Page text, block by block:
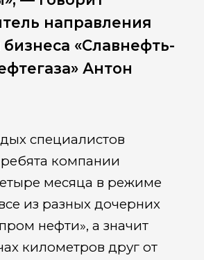
направления
бизнеса «Славнефть-
Антон
специалистов
компании
месяца в режиме
из разных дочерних
нефти», а значит
километров друг от